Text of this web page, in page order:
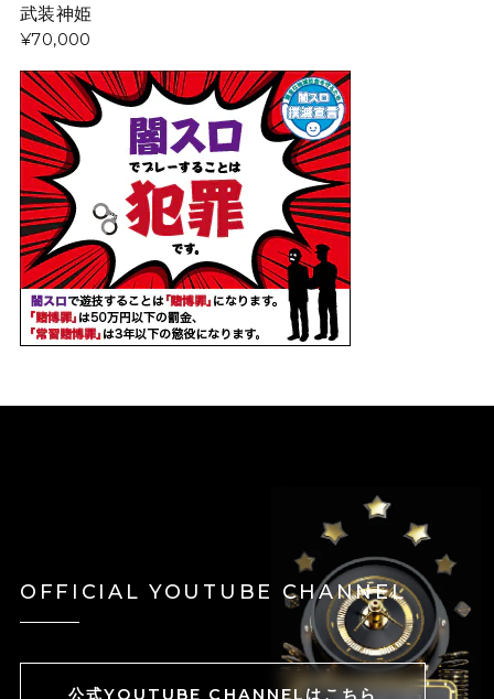
武装神姫
¥70,000
OFFICIAL YOUTUBE CHANNEL
公式YOUTUBE CHANNELはこちら